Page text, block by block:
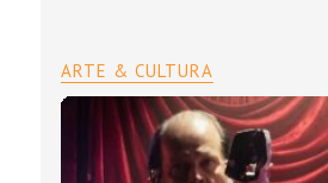
ARTE & CULTURA